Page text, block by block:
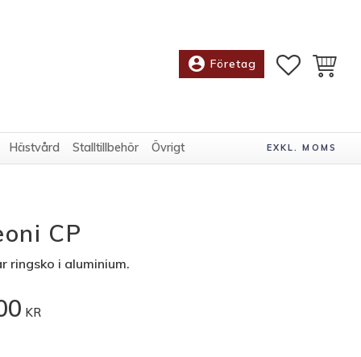
account_circle Företag
Hästvård Stalltillbehör Övrigt EXKL. MOMS
CP
ringsko i aluminium.
KR